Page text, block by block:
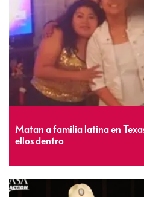
Matan a familia latina en
ellos dentro